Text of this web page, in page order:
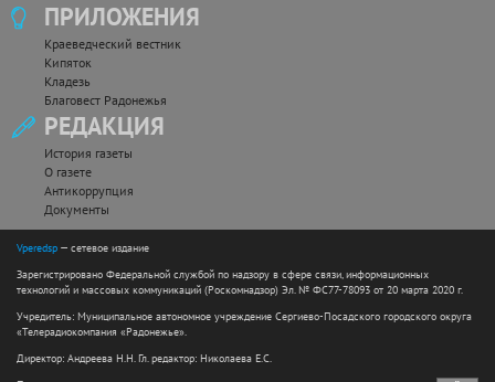
ПРИЛОЖЕНИЯ
Краеведческий вестник
Кипяток
Кладезь
Благовест Радонежья
РЕДАКЦИЯ
История газеты
О газете
Антикоррупция
Документы
Vperedsp — сетевое издание
Зарегистрировано Федеральной службой по надзору в сфере связи, информационных
технологий и массовых коммуникаций (Роскомнадзор) Эл. № ФС77-78093 от 20 марта 2020 г.
Учредитель: Муниципальное автономное учреждение Сергиево-Посадского городского округа
«Телерадиокомпания «Радонежье».
Директор: Андреева Н.Н. Гл. редактор: Николаева Е.С.